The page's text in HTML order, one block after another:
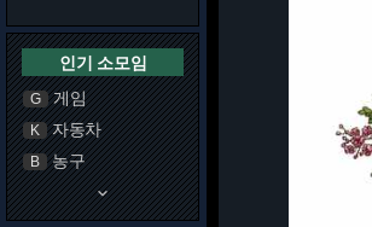
인기 소모임
G 게임
K 자동차
B 농구
keyboard_arrow_down